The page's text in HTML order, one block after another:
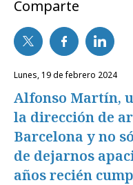
Comparte
lunes, 19 de febrero 2024
Alfonso Martín,
la dirección de
Barcelona y no
de dejarnos
años recién